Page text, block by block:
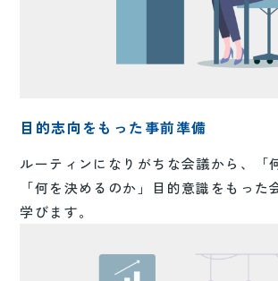
目的志向をもった事前準備
ルーティンになりがちな会議から、「
「何を決めるのか」目的意識をもった
学びます。